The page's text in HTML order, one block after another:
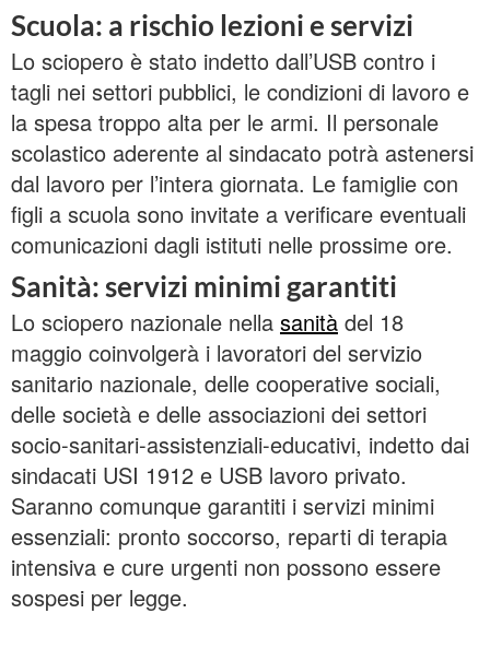
Scuola: a rischio lezioni e servizi
Lo sciopero è stato indetto dall’USB contro i
tagli nei settori pubblici, le condizioni di lavoro e
la spesa troppo alta per le armi. Il personale
scolastico aderente al sindacato potrà astenersi
dal lavoro per l’intera giornata. Le famiglie con
figli a scuola sono invitate a verificare eventuali
comunicazioni dagli istituti nelle prossime ore.
Sanità: servizi minimi garantiti
Lo sciopero nazionale nella sanità del 18
maggio coinvolgerà i lavoratori del servizio
sanitario nazionale, delle cooperative sociali,
delle società e delle associazioni dei settori
socio-sanitari-assistenziali-educativi, indetto dai
sindacati USI 1912 e USB lavoro privato.
Saranno comunque garantiti i servizi minimi
essenziali: pronto soccorso, reparti di terapia
intensiva e cure urgenti non possono essere
sospesi per legge.